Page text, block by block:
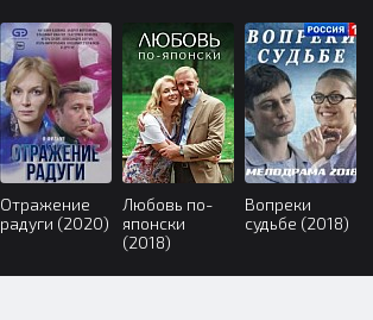
Отражение
радуги (2020)
Любовь по-
японски
(2018)
Вопреки
судьбе (2018)